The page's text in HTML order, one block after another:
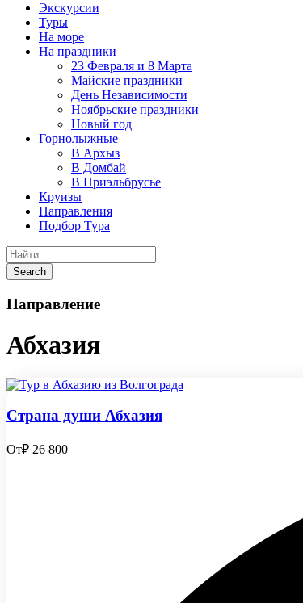
Экскурсии
Туры
На море
На праздники
23 Февраля и 8 Марта
Майские праздники
День Независимости
Ноябрьские праздники
Новый год
Горнолыжные
В Архыз
В Домбай
В Приэльбрусье
Круизы
Направления
Подбор Тура
Направление
Абхазия
Страна души Абхазия
От₽ 26 800